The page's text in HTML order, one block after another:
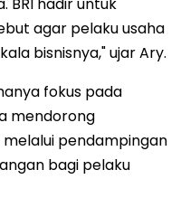
agar pelaku usaha
bisnisnya," ujar Ary.
fokus pada
mendorong
pendampingan
bagi pelaku